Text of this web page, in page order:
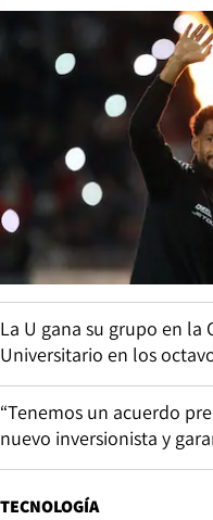
La U gana su grupo en la
Universitario en los
“Tenemos un acuerdo
nuevo inversionista y
TECNOLOGÍA